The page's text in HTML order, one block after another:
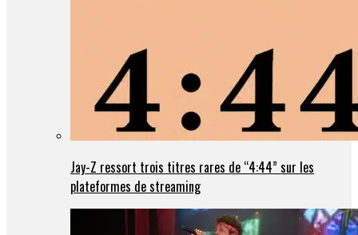
Jay-Z ressort trois titres rares de “4:44” sur les
plateformes de streaming